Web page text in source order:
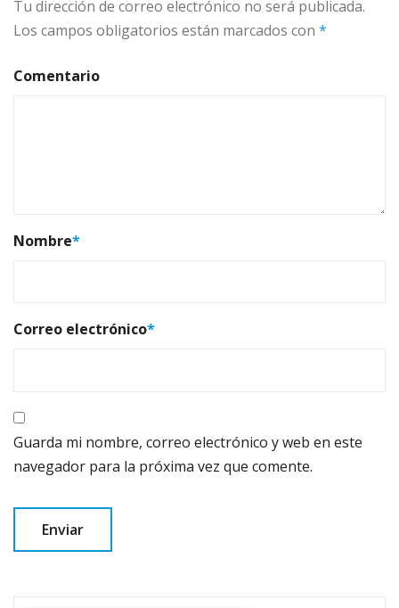
Tu dirección de correo electrónico no será publicada.
Los campos obligatorios están marcados con *
Comentario
Nombre*
Correo electrónico*
Guarda mi nombre, correo electrónico y web en este
navegador para la próxima vez que comente.